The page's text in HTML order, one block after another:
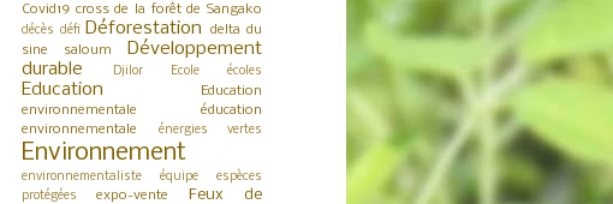
Covid19 cross de la forêt de Sangako
décès défi Déforestation
delta du
sine saloum
Développement
durable
Djilor Ecole écoles
Education
Education
environnementale
éducation
environnementale
énergies vertes
Environnement
environnementaliste équipe
espèces
protégées
expo-vente
Feux de